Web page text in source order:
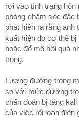
rơi vào tình trạng
phòng chăm sóc đặc
phát hiện ra rằng anh
xuất hiện do cơ thể bị
hoặc đổ mồ hôi quá
trọng.
Lượng đường trong
so với mức đường
chẩn đoán bị tăng
của việc rối loạn điện